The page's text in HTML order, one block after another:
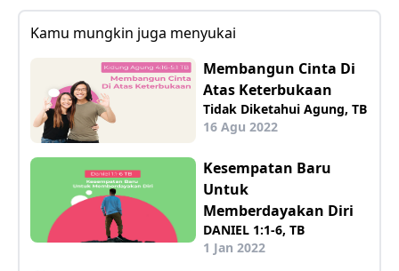
Kamu mungkin juga menyukai
Membangun Cinta Di
Atas Keterbukaan
Tidak Diketahui Agung, TB
16 Agu 2022
Kesempatan Baru
Untuk
Memberdayakan Diri
DANIEL 1:1-6, TB
1 Jan 2022